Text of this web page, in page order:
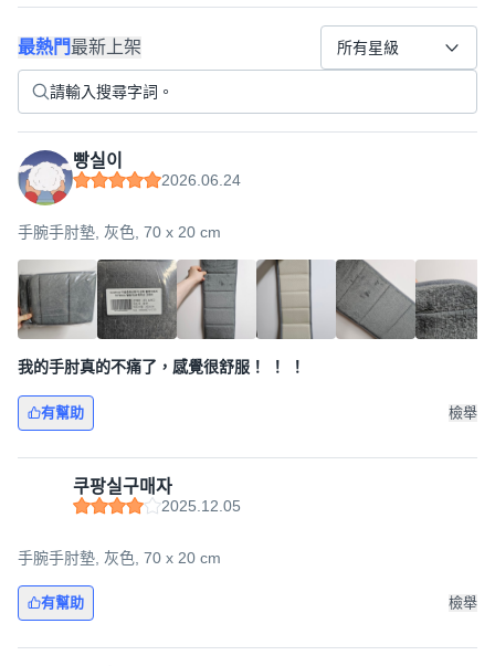
最熱門最新上架 所有星級
빵실이
2026.06.24
手腕手肘墊, 灰色, 70 x 20 cm
我的手肘真的不痛了，感覺很舒服！ ！ ！
有幫助 檢舉
쿠팡실구매자
2025.12.05
手腕手肘墊, 灰色, 70 x 20 cm
有幫助 檢舉